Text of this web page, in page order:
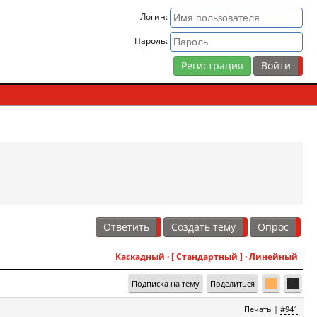
Логин:
Пароль:
Регистрация
Ответить Создать тему Опрос
Каскадный · [ Стандартный ] ·Линейный
Подписка на тему Поделиться
Печать | #941